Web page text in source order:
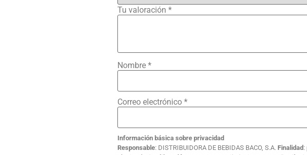
Tu valoración *
Nombre *
Correo electrónico *
Información básica sobre privacidad
Responsable: DISTRIBUIDORA DE BEBIDAS BACO, S.A. Finalidad :